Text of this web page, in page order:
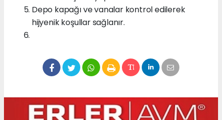
Depo kapağı ve vanalar kontrol edilerek
hijyenik koşullar sağlanır.